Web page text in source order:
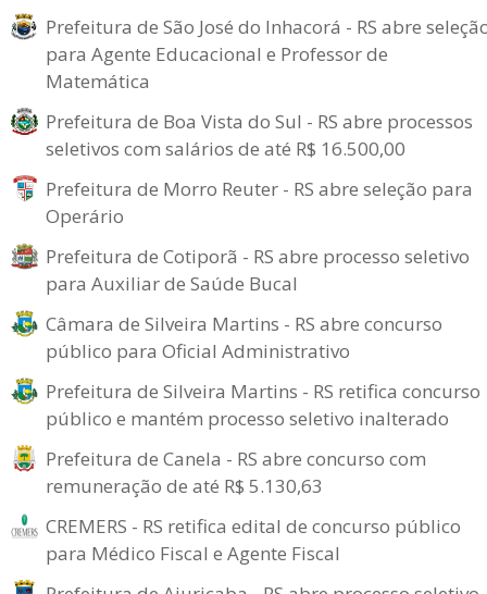
Prefeitura de São José do Inhacorá - RS abre
para Agente Educacional e Professor de
Matemática
Prefeitura de Boa Vista do Sul - RS abre processos
seletivos com salários de até R$ 16.500,00
Prefeitura de Morro Reuter - RS abre seleção para
Operário
Prefeitura de Cotiporã - RS abre processo seletivo
para Auxiliar de Saúde Bucal
Câmara de Silveira Martins - RS abre concurso
público para Oficial Administrativo
Prefeitura de Silveira Martins - RS retifica concurso
público e mantém processo seletivo inalterado
Prefeitura de Canela - RS abre concurso com
remuneração de até R$ 5.130,63
CREMERS - RS retifica edital de concurso público
para Médico Fiscal e Agente Fiscal